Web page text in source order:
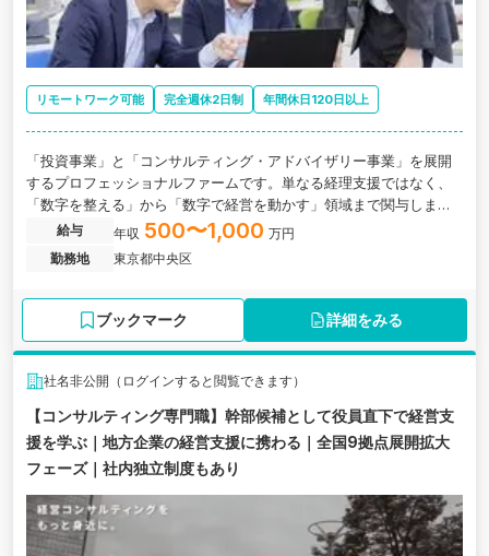
リモートワーク可能 完全週休2日制 年間休日120日以上
「投資事業」と「コンサルティング・アドバイザリー事業」を展開
するプロフェッショナルファームです。単なる経理支援ではなく、
「数字を整える」から「数字で経営を動かす」領域まで関与しま
給与 年収 500〜1,000 万円
勤務地
東京都中央区
ブックマーク 詳細をみる
社名非公開（ログインすると閲覧できます）
【コンサルティング専門職】幹部候補として役員直下で経営支
援を学ぶ｜地方企業の経営支援に携わる｜全国9拠点展開拡大
フェーズ｜社内独立制度もあり